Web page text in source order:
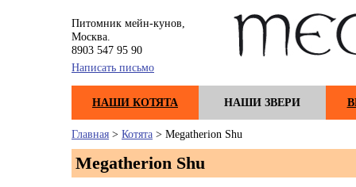
Питомник мейн-кунов,
Москва.
8903 547 95 90
Написать письмо
НАШИ КОТЯТА НАШИ ЗВЕРИ
Главная > Котята > Megatherion Shu
Megatherion Shu